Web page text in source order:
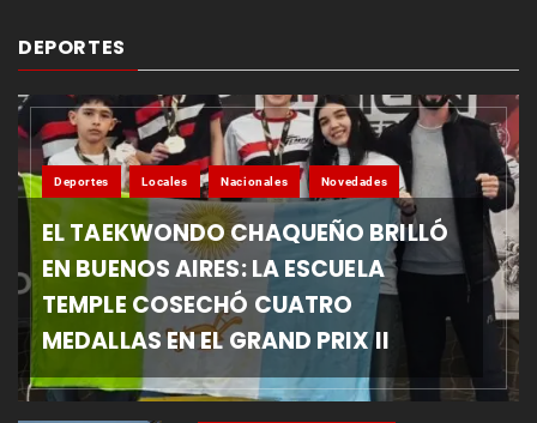
DEPORTES
Deportes Locales Nacionales Novedades
EL TAEKWONDO CHAQUEÑO BRILLÓ
EN BUENOS AIRES: LA ESCUELA
TEMPLE COSECHÓ CUATRO
MEDALLAS EN EL GRAND PRIX II